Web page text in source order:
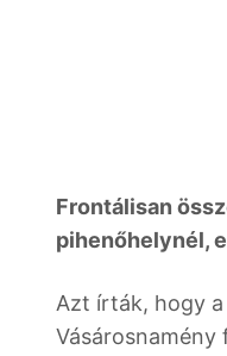
Frontálisan
pihenőhelynél,
Azt írták, hogy